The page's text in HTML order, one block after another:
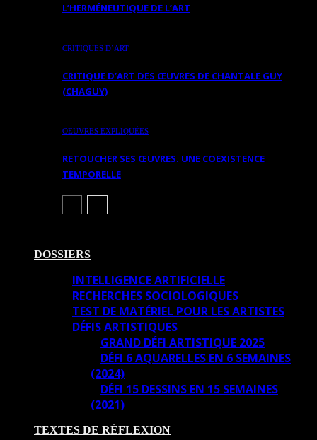
L’HERMÉNEUTIQUE DE L’ART
CRITIQUES D’ART
CRITIQUE D’ART DES ŒUVRES DE CHANTALE GUY
(CHAGUY)
OEUVRES EXPLIQUÉES
RETOUCHER SES ŒUVRES. UNE COEXISTENCE
TEMPORELLE
DOSSIERS
INTELLIGENCE ARTIFICIELLE
RECHERCHES SOCIOLOGIQUES
TEST DE MATÉRIEL POUR LES ARTISTES
DÉFIS ARTISTIQUES
GRAND DÉFI ARTISTIQUE 2025
DÉFI 6 AQUARELLES EN 6 SEMAINES
(2024)
DÉFI 15 DESSINS EN 15 SEMAINES
(2021)
TEXTES DE RÉFLEXION